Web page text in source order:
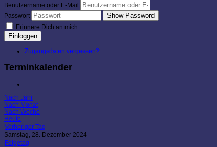
Benutzername oder E-Mail
Passwort
Show Password
Erinnere Dich an mich
Einloggen
Zugangsdaten vergessen?
Terminkalender
Nach Jahr
Nach Monat
Nach Woche
Heute
Vorheriger Tag
Samstag, 28. Dezember 2024
Folgetag